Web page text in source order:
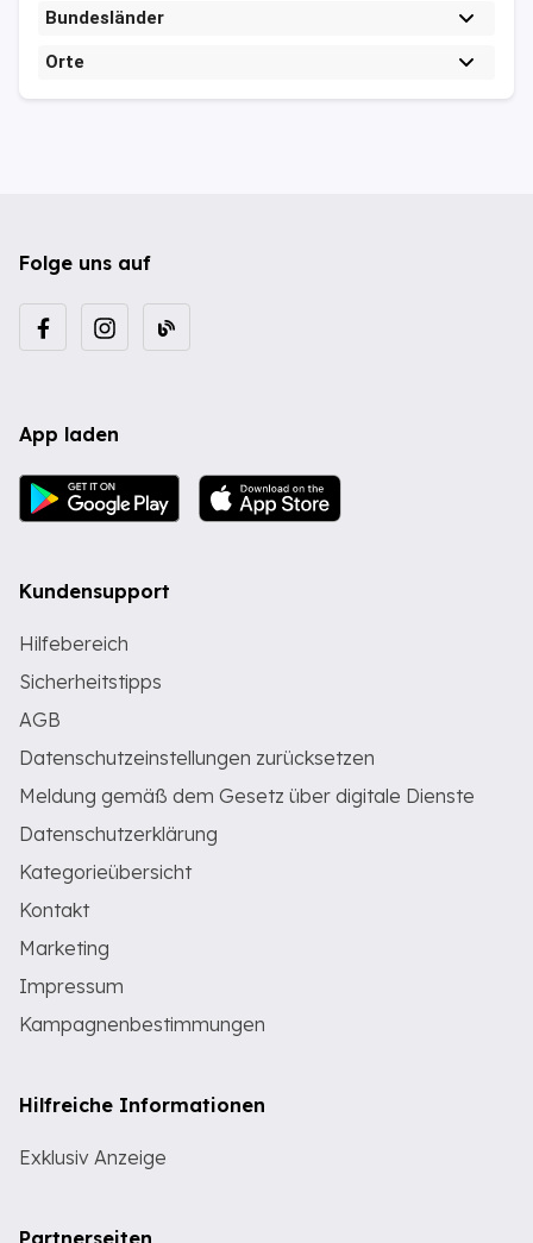
Bundesländer
Orte
Folge uns auf
App laden
Kundensupport
Hilfebereich
Sicherheitstipps
AGB
Datenschutzeinstellungen zurücksetzen
Meldung gemäß dem Gesetz über digitale Dienste
Datenschutzerklärung
Kategorieübersicht
Kontakt
Marketing
Impressum
Kampagnenbestimmungen
Hilfreiche Informationen
Exklusiv Anzeige